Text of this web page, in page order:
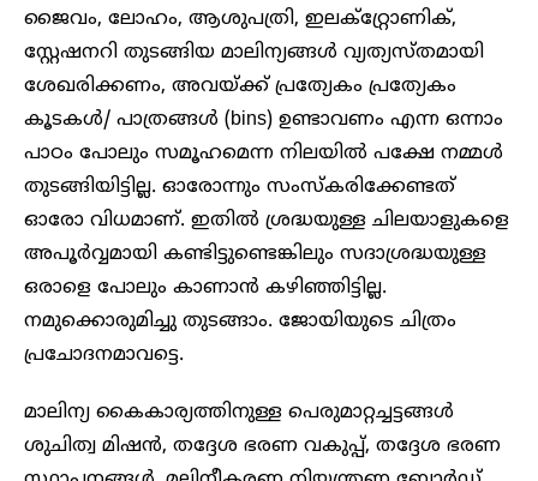
ജൈവം, ലോഹം, ആശുപത്രി, ഇലക്റ്റ്രോണിക്,
സ്റ്റേഷനറി തുടങ്ങിയ മാലിന്യങ്ങൾ വ്യത്യസ്തമായി
ശേഖരിക്കണം, അവയ്ക്ക് പ്രത്യേകം പ്രത്യേകം
കൂടകൾ/ പാത്രങ്ങൾ (bins) ഉണ്ടാവണം എന്ന ഒന്നാം
പാഠം പോലും സമൂഹമെന്ന നിലയിൽ പക്ഷേ നമ്മൾ
തുടങ്ങിയിട്ടില്ല. ഓരോന്നും സംസ്കരിക്കേണ്ടത്
ഓരോ വിധമാണ്. ഇതിൽ ശ്രദ്ധയുള്ള ചിലയാളുകളെ
അപൂർവ്വമായി കണ്ടിട്ടുണ്ടെങ്കിലും സദാശ്രദ്ധയുള്ള
ഒരാളെ പോലും കാണാൻ കഴിഞ്ഞിട്ടില്ല.
നമുക്കൊരുമിച്ചു തുടങ്ങാം. ജോയിയുടെ ചിത്രം
പ്രചോദനമാവട്ടെ.
മാലിന്യ കൈകാര്യത്തിനുള്ള പെരുമാറ്റച്ചട്ടങ്ങൾ
ശുചിത്വ മിഷൻ, തദ്ദേശ ഭരണ വകുപ്പ്, തദ്ദേശ ഭരണ